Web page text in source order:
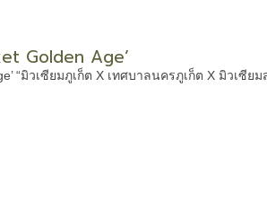
Golden Age’
“มิวเซียมภูเก็ต X เทศบาลนครภูเก็ต X มิวเซี